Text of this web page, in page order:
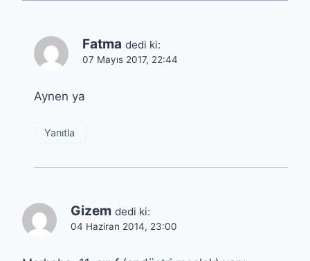
Fatma dedi ki:
07 Mayıs 2017, 22:44
Aynen ya
Yanıtla
Gizem dedi ki:
04 Haziran 2014, 23:00